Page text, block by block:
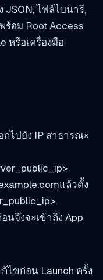
JSON, ไฟล์ไบนารี,
ร้อม Root Access
หรือเครื่องมือ
กไปยัง IP สาธารณะ
แล้วตั้ง
.
นจึงจะเข้าถึง App
ไขก่อน Launch ครั้ง